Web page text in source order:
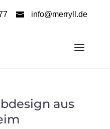
info@merryll.de
aus